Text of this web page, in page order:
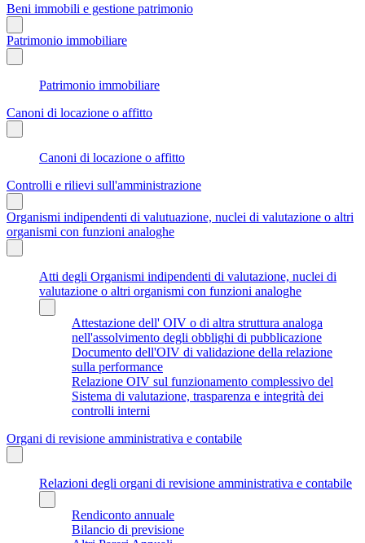
Beni immobili e gestione patrimonio
Patrimonio immobiliare
Patrimonio immobiliare
Canoni di locazione o affitto
Canoni di locazione o affitto
Controlli e rilievi sull'amministrazione
Organismi indipendenti di valutuazione, nuclei di valutazione o altri
organismi con funzioni analoghe
Atti degli Organismi indipendenti di valutazione, nuclei di
valutazione o altri organismi con funzioni analoghe
Attestazione dell' OIV o di altra struttura analoga
nell'assolvimento degli obblighi di pubblicazione
Documento dell'OIV di validazione della relazione
sulla performance
Relazione OIV sul funzionamento complessivo del
Sistema di valutazione, trasparenza e integrità dei
controlli interni
Organi di revisione amministrativa e contabile
Relazioni degli organi di revisione amministrativa e contabile
Rendiconto annuale
Bilancio di previsione